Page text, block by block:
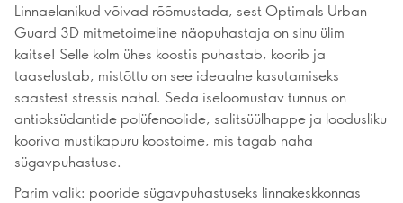
Linnaelanikud võivad rõõmustada, sest Optimals Urban
Guard 3D mitmetoimeline näopuhastaja on sinu ülim
kaitse! Selle kolm ühes koostis puhastab, koorib ja
taaselustab, mistõttu on see ideaalne kasutamiseks
saastest stressis nahal. Seda iseloomustav tunnus on
antioksüdantide polüfenoolide, salitsüülhappe ja loodusliku
kooriva mustikapuru koostoime, mis tagab naha
sügavpuhastuse.
Parim valik: pooride sügavpuhastuseks linnakeskkonnas